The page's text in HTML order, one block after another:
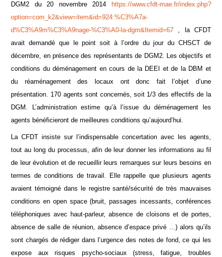
DGM2 du 20 novembre 2014
https://www.cfdt-mae.fr/index.php?
option=com_k2&view=item&id=924:%C3%A7a-
d%C3%A9m%C3%A9nage-%C3%A0-la-dgm&Itemid=67 , la CFDT
avait demandé que le point soit à l’ordre du jour du CHSCT de
décembre, en présence des représentants de DGM2. Les objectifs et
conditions du déménagement en cours de la DEEI et de la DBM et
du réaménagement des locaux ont donc fait l’objet d’une
présentation. 170 agents sont concernés, soit 1/3 des effectifs de la
DGM. L’administration estime qu’à l’issue du déménagement les
agents bénéficieront de meilleures conditions qu’aujourd’hui.
La CFDT insiste sur l’indispensable concertation avec les agents,
tout au long du processus, afin de leur donner les informations au fil
de leur évolution et de recueillir leurs remarques sur leurs besoins en
termes de conditions de travail. Elle rappelle que plusieurs agents
avaient témoigné dans le registre santé/sécurité de très mauvaises
conditions en open space (bruit, passages incessants, conférences
téléphoniques avec haut-parleur, absence de cloisons et de portes,
absence de salle de réunion, absence d’espace privé …) alors qu’ils
sont chargés de rédiger dans l’urgence des notes de fond, ce qui les
expose aux risques psycho-sociaux (stress, fatigue, troubles